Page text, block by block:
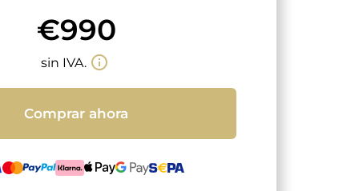
€990
sin IVA. info_outline
Comprar ahora